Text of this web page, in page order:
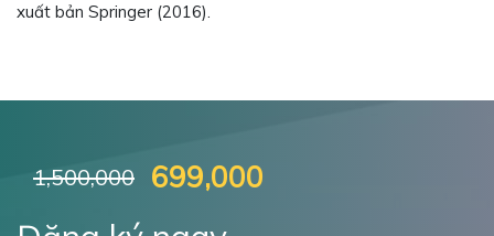
xuất bản Springer (2016).
1,500,000 699,000